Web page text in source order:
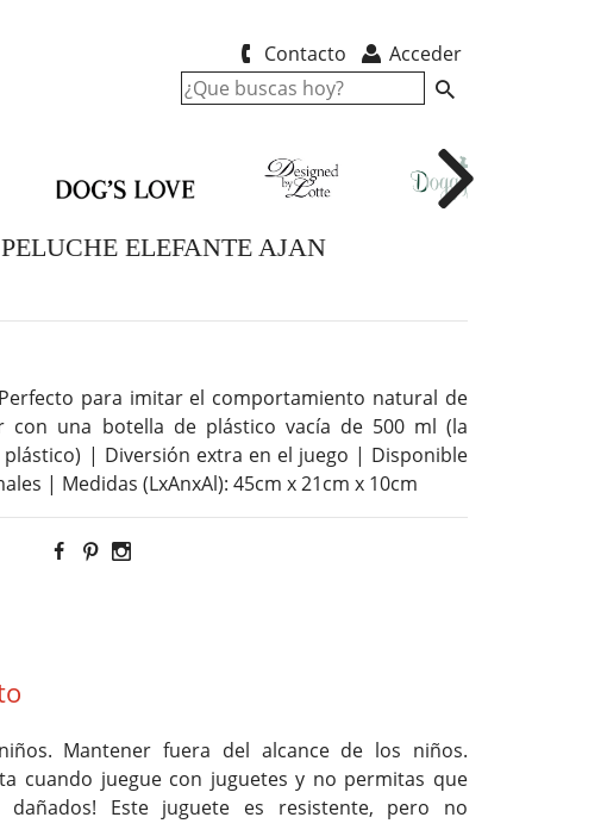
Contacto Acceder
ELEFANTE AJAN
para imitar el comportamiento natural de
con una botella de plástico vacía de 500 ml (la
| Diversión extra en el juego | Disponible
| Medidas (LxAnxAl): 45cm x 21cm x 10cm
Mantener fuera del alcance de los niños.
cuando juegue con juguetes y no permitas que
Este juguete es resistente, pero no